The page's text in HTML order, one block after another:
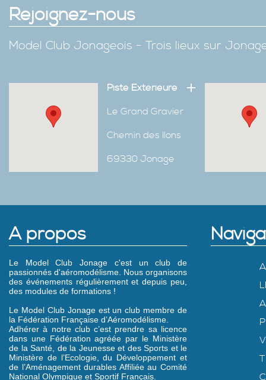
Rejoignez-nous
Model Club Jonageois - Trois lieux sur
Piste Extérieure
Le Grand Gravier
Chemin des Ilons
69330 Jonage
A propos
Le Model Club Jonage c'est un club de
passionnés d'aéromodélisme. Nous organisons
des événements régulièrement et depuis peu,
des modules de formations !
Le Model Club Jonage est un club membre de
la Fédération Française d’Aéromodélisme.
Adhérer à notre club c’est prendre sa licence
dans une Fédération agréée par le Ministère
de la Santé, de la Jeunesse et des Sports et le
Ministère de l’Ecologie, du Développement et
de l’Aménagement durables Affiliée au Comité
National Olympique et Sportif Français.